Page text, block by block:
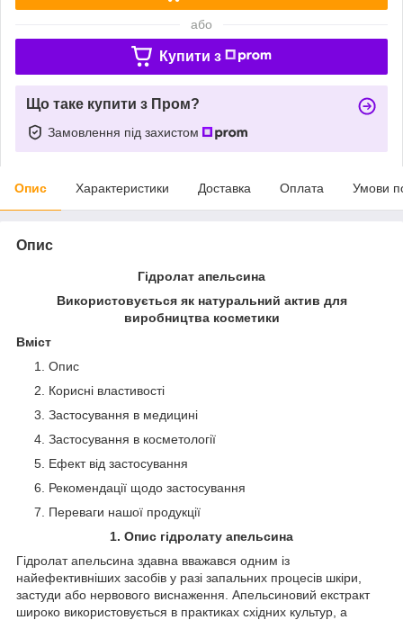
або
Купити з
Що таке купити з Пром?
Замовлення під захистом
Опис Характеристики Доставка Оплата Умови
Опис
Гідролат апельсина
Використовується як натуральний актив для
виробництва косметики
Вміст
Опис
Корисні властивості
Застосування в медицині
Застосування в косметології
Ефект від застосування
Рекомендації щодо застосування
Переваги нашої продукції
1. Опис гідролату апельсина
Гідролат апельсина здавна вважався одним із
найефективніших засобів у разі запальних процесів шкіри,
застуди або нервового виснаження. Апельсиновий екстракт
широко використовується в практиках східних культур, а